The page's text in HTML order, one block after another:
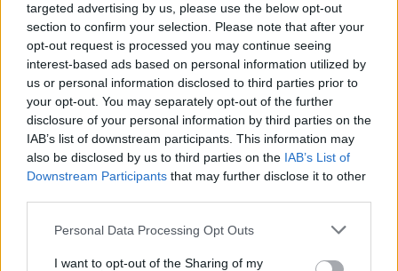
targeted advertising by us, please use the below opt-out
section to confirm your selection. Please note that after your
opt-out request is processed you may continue seeing
interest-based ads based on personal information utilized by
us or personal information disclosed to third parties prior to
your opt-out. You may separately opt-out of the further
disclosure of your personal information by third parties on the
IAB’s list of downstream participants. This information may
also be disclosed by us to third parties on the IAB’s List of
Downstream Participants that may further disclose it to other
Please note that this website/app uses one or more Google
not limited to your visit or usage behaviour. You may click to
Personal Data Processing Opt Outs
I want to opt-out of the Sharing of my
Αν τα χάσατε
«Ξαφνικά μου ήρθε το
να φύγω αριστερά» λέει ο
Ανανεώθηκε πριν
2 ώρες
αναστολή στον
πατέρα του σε